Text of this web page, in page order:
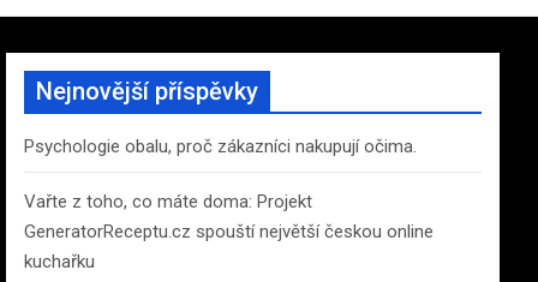
Nejnovější příspěvky
Psychologie obalu, proč zákazníci nakupují očima.
Vařte z toho, co máte doma: Projekt
GeneratorReceptu.cz spouští největší českou online
kuchařku